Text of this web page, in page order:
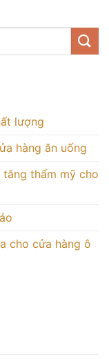
lượng
hàng ăn uống
thẩm mỹ cho
cho cửa hàng ô